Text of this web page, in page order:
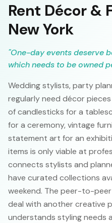
Rent Décor &
New York
"One-day events deserve
which needs to be owned
Wedding stylists, party
regularly need décor
of candlesticks for a
for a ceremony, vintage
statement art for an
items is only viable at
connects stylists and
have curated collections
weekend. The peer-to-
deal with another creative
understands styling needs